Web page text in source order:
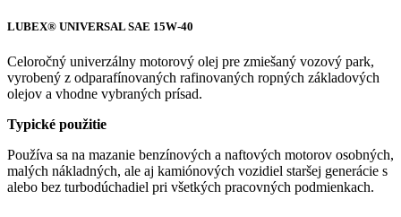
LUBEX® UNIVERSAL SAE 15W-40
Celoročný univerzálny motorový olej pre zmiešaný vozový park,
vyrobený z odparafínovaných rafinovaných ropných základových
olejov a vhodne vybraných prísad.
Typické použitie
Používa sa na mazanie benzínových a naftových motorov osobných,
malých nákladných, ale aj kamiónových vozidiel staršej generácie s
alebo bez turbodúchadiel pri všetkých pracovných podmienkach.